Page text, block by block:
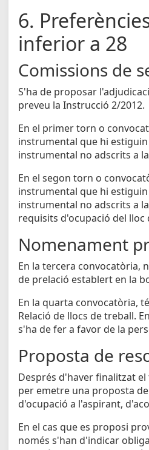
6.
inferior a 28
Comissions de
S'ha de proposar
preveu la Instrucció 2/2012.
En el primer torn o
instrumental que hi
instrumental no adscrits a
En el segon torn o
instrumental que hi
instrumental no adscrits a
requisits d'ocupació del lloc
Nomenament
En la tercera convocatòria,
de prelació establert en la
En la quarta convocatòria,
Relació de llocs de treball.
s'ha de fer a favor de la
Proposta de
Després d'haver finalitzat
per emetre una proposta
d'ocupació a l'aspirant,
En el cas que es proposi
només s'han d'indicar